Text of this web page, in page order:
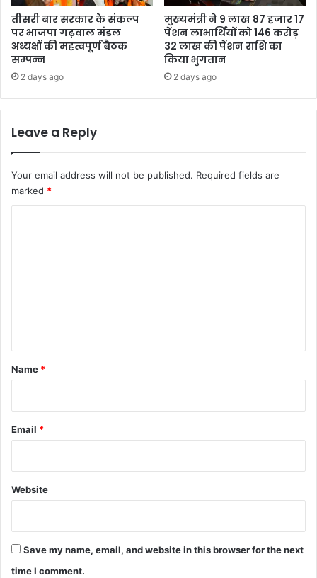
तीसरी बार सरकार के संकल्प
पर भाजपा गढ़वाल मंडल
अध्यक्षों की महत्वपूर्ण बैठक
सम्पन्न
2 days ago
मुख्यमंत्री ने 9 लाख 87 हजार 17
पेंशन लाभार्थियों को 146 करोड़
32 लाख की पेंशन राशि का
किया भुगतान
2 days ago
Leave a Reply
Your email address will not be published. Required fields are
marked *
*
Name *
Email *
Website
Save my name, email, and website in this browser for the next
time I comment.